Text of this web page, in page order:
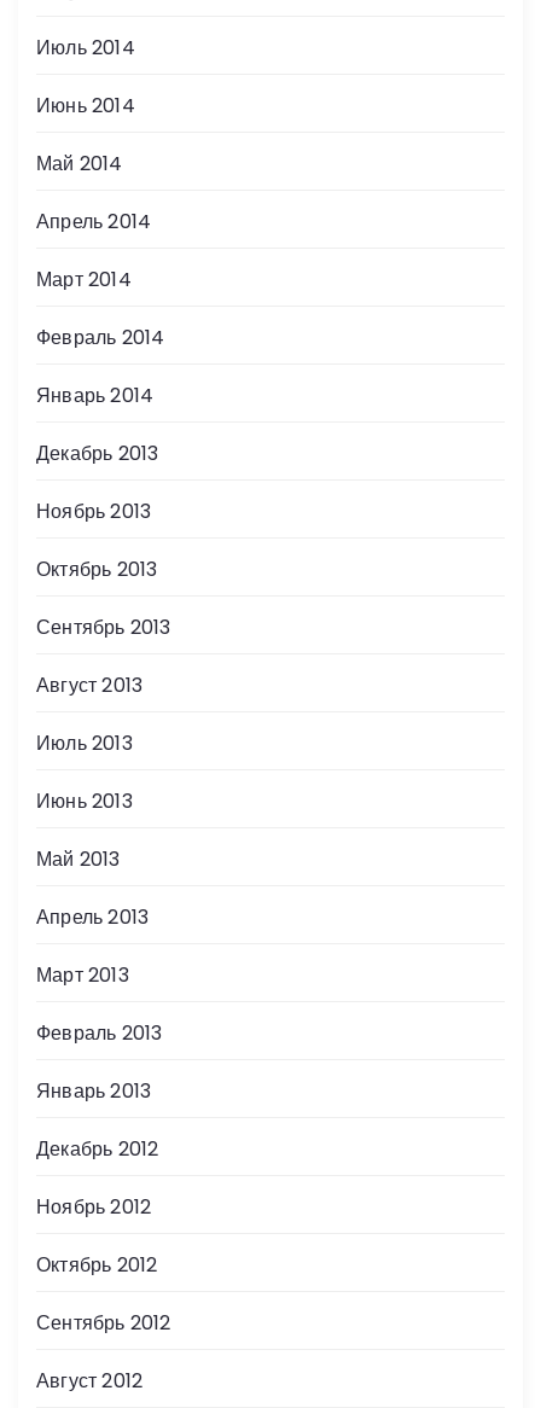
Июль 2014
Июнь 2014
Май 2014
Апрель 2014
Март 2014
Февраль 2014
Январь 2014
Декабрь 2013
Ноябрь 2013
Октябрь 2013
Сентябрь 2013
Август 2013
Июль 2013
Июнь 2013
Май 2013
Апрель 2013
Март 2013
Февраль 2013
Январь 2013
Декабрь 2012
Ноябрь 2012
Октябрь 2012
Сентябрь 2012
Август 2012